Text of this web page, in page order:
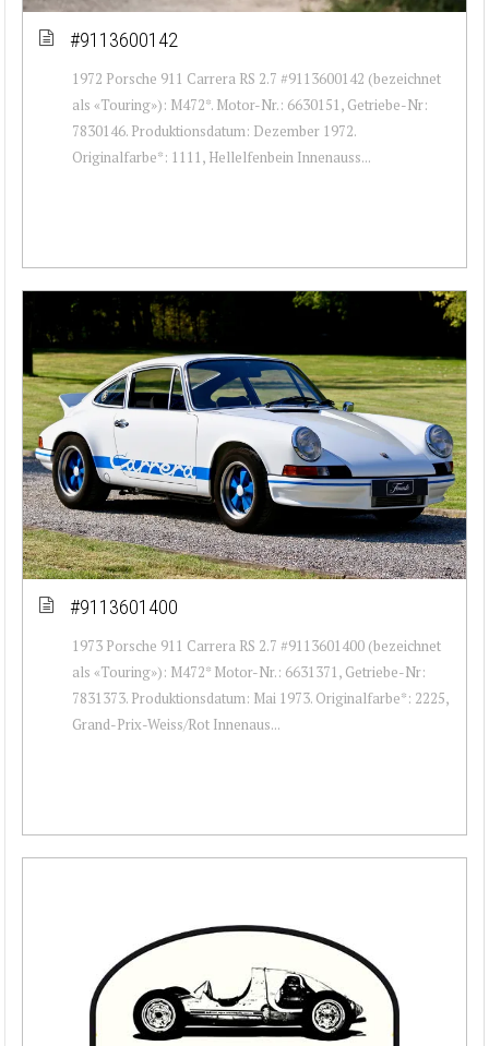
#9113600142
1972 Porsche 911 Carrera RS 2.7 #9113600142 (bezeichnet
als «Touring»): M472*. Motor-Nr.: 6630151, Getriebe-Nr:
7830146. Produktionsdatum: Dezember 1972.
Originalfarbe*: 1111, Hellelfenbein Innenauss...
#9113601400
1973 Porsche 911 Carrera RS 2.7 #9113601400 (bezeichnet
als «Touring»): M472* Motor-Nr.: 6631371, Getriebe-Nr:
7831373. Produktionsdatum: Mai 1973. Originalfarbe*: 2225,
Grand-Prix-Weiss/Rot Innenaus...